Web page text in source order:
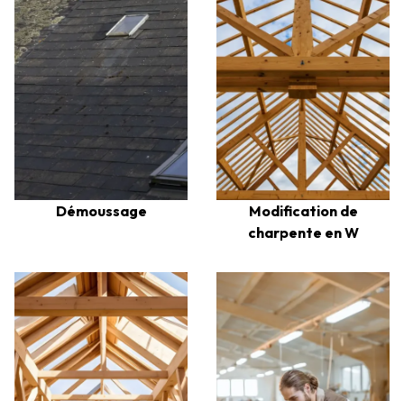
Démoussage
Modification de
charpente en W